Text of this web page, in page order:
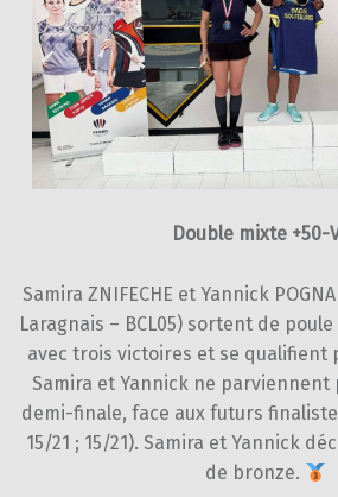
Double mixte +50-
Samira ZNIFECHE et Yannick
Laragnais – BCL05) sortent de
avec trois victoires et se qualifient
Samira et Yannick ne parviennent
demi-finale, face aux futurs
15/21 ; 15/21). Samira et Yannick
de bronze.